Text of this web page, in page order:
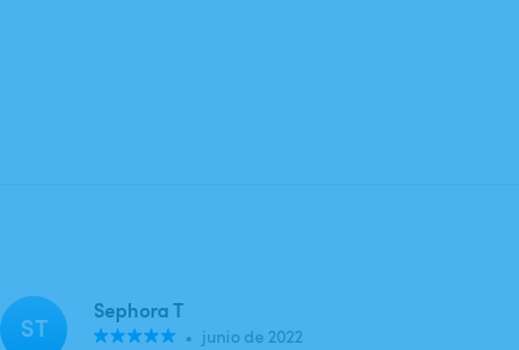
ST Sephora T
• junio de 2022